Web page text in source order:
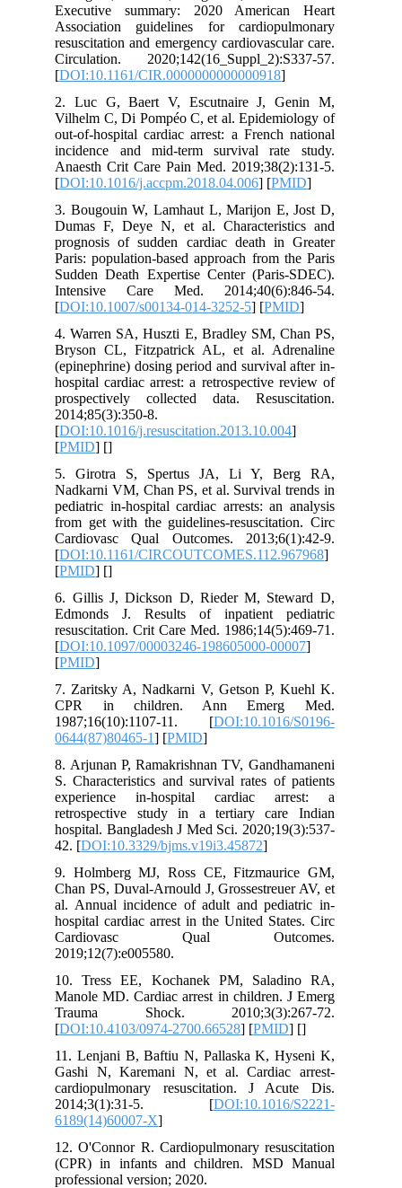
Executive summary: 2020
Association guidelines for
resuscitation and emergency
Circulation.
[DOI:10.1161/CIR.0000000000000918
2. Luc G, Baert V, Escutnaire J,
Vilhelm C, Di Pompéo C, et al.
out-of-hospital cardiac arrest: a
incidence and mid-term survival
Anaesth Crit Care Pain Med.
[DOI:10.1016/j.accpm.2018.04.006
3. Bougouin W, Lamhaut L, Marijon
Dumas F, Deye N, et al.
prognosis of sudden cardiac death
Paris: population-based approach from
Sudden Death Expertise Center
Intensive Care Med.
[DOI:10.1007/s00134-014-3252-5
4. Warren SA, Huszti E, Bradley SM,
Bryson CL, Fitzpatrick AL, et al.
(epinephrine) dosing period and
hospital cardiac arrest: a retrospective
prospectively collected data.
[DOI:10.1016/
5. Girotra S, Spertus JA, Li Y,
Nadkarni VM, Chan PS, et al. Survival
pediatric in-hospital cardiac arrests:
from get with the guidelines-
Cardiovasc Qual Outcomes.
[DOI:10.1161/
6. Gillis J, Dickson D, Rieder M,
Edmonds J. Results of inpatient
resuscitation. Crit Care Med.
[DOI:10.1097/00003246-198605000-
7. Zaritsky A, Nadkarni V, Getson P,
CPR in children. Ann
1987;16(10):1107-11. [
0644(87)80465-1
8. Arjunan P, Ramakrishnan TV,
S. Characteristics and survival rates
experience in-hospital cardiac
retrospective study in a tertiary
hospital. Bangladesh J Med Sci.
42. [DOI:10.3329/bjms.v19i3.45872
9. Holmberg MJ, Ross CE,
Chan PS, Duval-Arnould J,
al. Annual incidence of adult and
hospital cardiac arrest in the United
Cardiovasc Qual
2019;12(7):e005580.
10. Tress EE, Kochanek PM,
Manole MD. Cardiac arrest in children.
Trauma Shock.
[DOI:10.4103/0974-2700.66528
11. Lenjani B, Baftiu N, Pallaska K,
Gashi N, Karemani N, et al.
cardiopulmonary resuscitation. J
2014;3(1):31-5. [
12. O'Connor R. Cardiopulmonary
(CPR) in infants and children. MSD
professional version; 2020.